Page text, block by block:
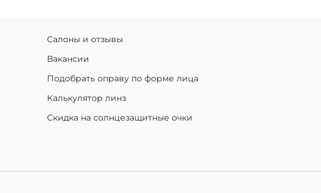
Салоны и отзывы
Вакансии
Подобрать оправу по форме лица
Калькулятор линз
Скидка на солнцезащитные очки